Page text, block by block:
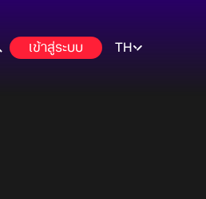
เข้าสู่ระบบ TH